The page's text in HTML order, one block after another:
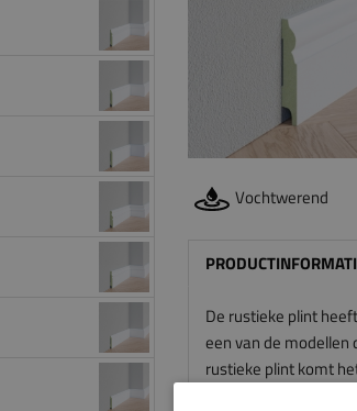
Vochtwerend
De rustieke plint
een van de modellen
rustieke plint komt